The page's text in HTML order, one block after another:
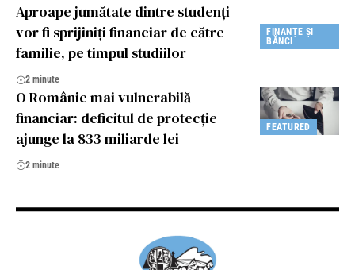
FINANȚE ȘI
BĂNCI
Aproape jumătate dintre studenți
vor fi sprijiniți financiar de către
familie, pe timpul studiilor
2 minute
FEATURED
O Românie mai vulnerabilă
financiar: deficitul de protecție
ajunge la 833 miliarde lei
2 minute